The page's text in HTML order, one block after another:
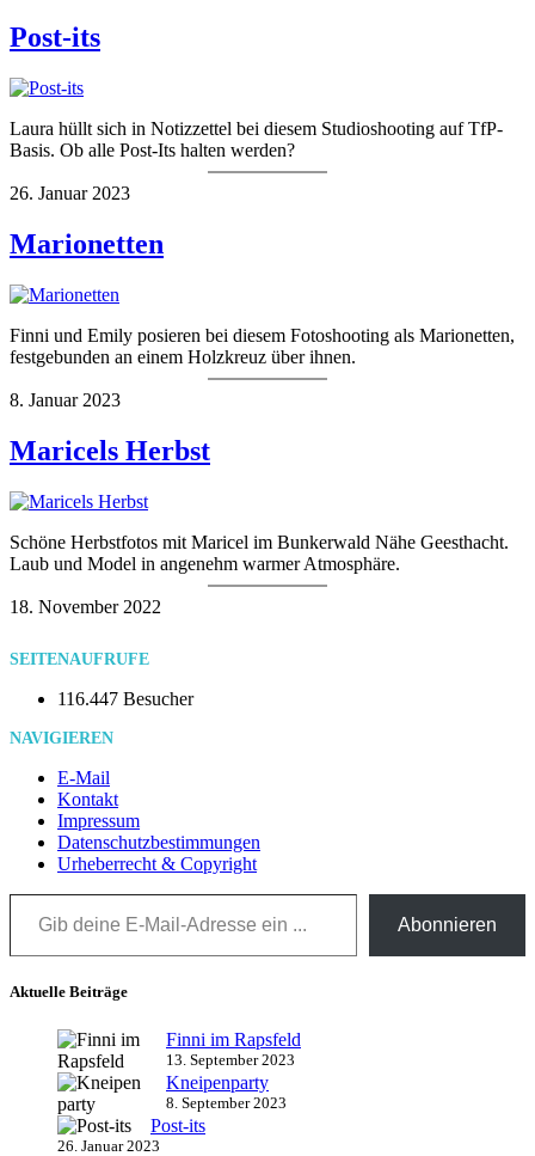
Post-its
Laura hüllt sich in Notizzettel bei diesem Studioshooting auf TfP-
Basis. Ob alle Post-Its halten werden?
26. Januar 2023
Marionetten
Finni und Emily posieren bei diesem Fotoshooting als Marionetten,
festgebunden an einem Holzkreuz über ihnen.
8. Januar 2023
Maricels Herbst
Schöne Herbstfotos mit Maricel im Bunkerwald Nähe Geesthacht.
Laub und Model in angenehm warmer Atmosphäre.
18. November 2022
SEITENAUFRUFE
116.447 Besucher
NAVIGIEREN
E-Mail
Kontakt
Impressum
Datenschutzbestimmungen
Urheberrecht & Copyright
Gib deine E-Mail-Adresse ein ...
Abonnieren
Aktuelle Beiträge
Finni im Rapsfeld
13. September 2023
Kneipenparty
8. September 2023
Post-its
26. Januar 2023